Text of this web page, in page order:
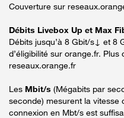
Couverture sur
Débits Livebox Up et Max
Débits jusqu’à 8 Gbit/s↓ et 8
d’éligibilité sur orange.fr.
reseaux.orange.fr
Les Mbit/s (Mégabits par
seconde) mesurent la vitesse
connexion en Mbt/s est